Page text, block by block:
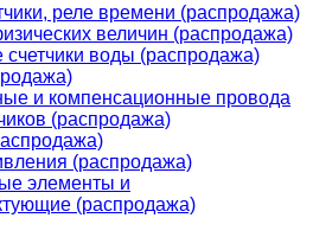
реле времени (распродажа)
величин (распродажа)
счетчики воды (распродажа)
и компенсационные провода
(распродажа)
(распродажа)
элементы и
(распродажа)